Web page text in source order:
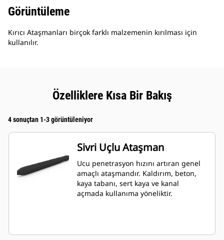
Görüntüleme
Kırıcı Ataşmanları birçok farklı malzemenin kırılması için
kullanılır.
Özelliklere Kısa Bir Bakış
4 sonuçtan 1-3 görüntüleniyor
Sivri Uçlu Ataşman
Ucu penetrasyon hızını artıran genel
amaçlı ataşmandır. Kaldırım, beton,
kaya tabanı, sert kaya ve kanal
açmada kullanıma yöneliktir.